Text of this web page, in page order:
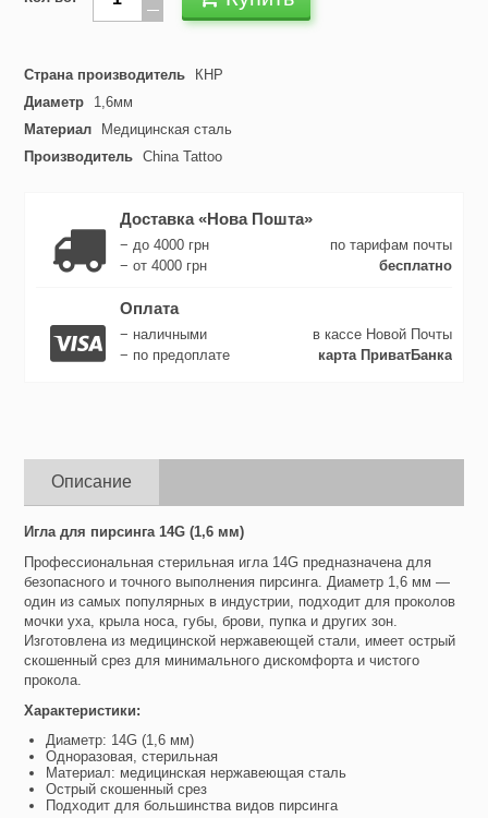
Страна производитель
КНР
Диаметр
1,6мм
Материал
Медицинская сталь
Производитель China Tattoo
Доставка «Нова Пошта»
− до 4000 грн
по тарифам почты
− от 4000 грн
бесплатно
Оплата
− наличными
в кассе Новой Почты
− по предоплате
карта ПриватБанка
Описание
Игла для пирсинга 14G (1,6 мм)
Профессиональная стерильная игла 14G предназначена для
безопасного и точного выполнения пирсинга. Диаметр 1,6 мм —
один из самых популярных в индустрии, подходит для проколов
мочки уха, крыла носа, губы, брови, пупка и других зон.
Изготовлена из медицинской нержавеющей стали, имеет острый
скошенный срез для минимального дискомфорта и чистого
прокола.
Характеристики:
Диаметр: 14G (1,6 мм)
Одноразовая, стерильная
Материал: медицинская нержавеющая сталь
Острый скошенный срез
Подходит для большинства видов пирсинга